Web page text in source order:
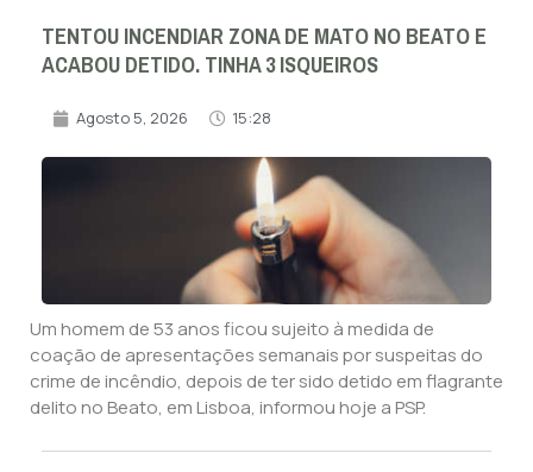
TENTOU INCENDIAR ZONA DE MATO NO BEATO E
ACABOU DETIDO. TINHA 3 ISQUEIROS
Agosto 5, 2026 15:28
Um homem de 53 anos ficou sujeito à medida de
coação de apresentações semanais por suspeitas do
crime de incêndio, depois de ter sido detido em flagrante
delito no Beato, em Lisboa, informou hoje a PSP.